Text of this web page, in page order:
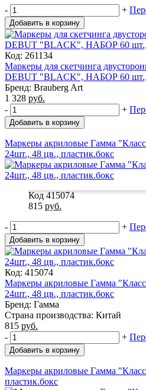
- +
Добавить в корзину
Код: 261134
Маркеры для скетчинга
DEBUT "BLACK", НАБОР 60 шт.,
Бренд: Brauberg Art
1 328 руб.
-
+
Добавить в корзину
Маркеры акриловые Гамма
24шт., 48 цв., пластик.бокс
Код 415074
815 руб.
- +
Добавить в корзину
Код: 415074
Маркеры акриловые Гамма
24шт., 48 цв., пластик.бокс
Бренд: Гамма
Страна производства: Китай
815 руб.
-
+
Добавить в корзину
Маркеры акриловые Гамма
пластик.бокс